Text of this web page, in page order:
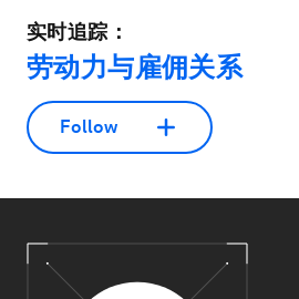
实时追踪：
劳动力与雇佣关系
Follow